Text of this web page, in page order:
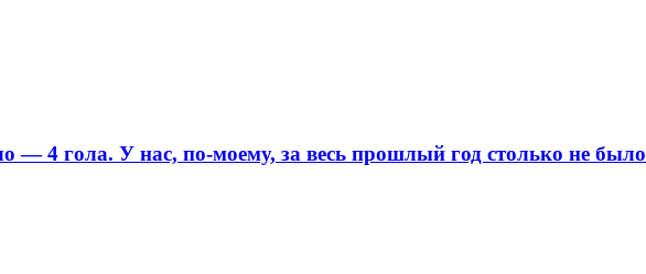
— 4 гола. У нас, по-моему, за весь прошлый год столько не было